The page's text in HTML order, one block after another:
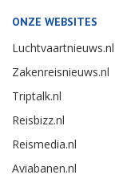
ONZE WEBSITES
Luchtvaartnieuws.nl
Zakenreisnieuws.nl
Triptalk.nl
Reisbizz.nl
Reismedia.nl
Aviabanen.nl